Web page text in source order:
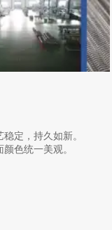
定，持久如新。
色统一美观。